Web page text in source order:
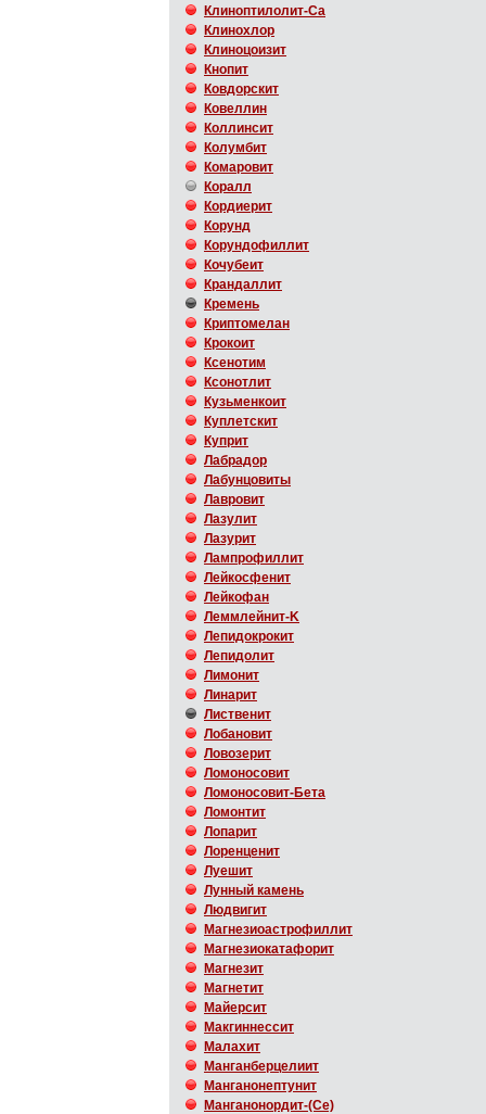
Клиноптилолит-Ca
Клинохлор
Клиноцоизит
Кнопит
Ковдорскит
Ковеллин
Коллинсит
Колумбит
Комаровит
Коралл
Кордиерит
Корунд
Корундофиллит
Кочубеит
Крандаллит
Кремень
Криптомелан
Крокоит
Ксенотим
Ксонотлит
Кузьменкоит
Куплетскит
Куприт
Лабрадор
Лабунцовиты
Лавровит
Лазулит
Лазурит
Лампрофиллит
Лейкосфенит
Лейкофан
Леммлейнит-K
Лепидокрокит
Лепидолит
Лимонит
Линарит
Лиственит
Лобановит
Ловозерит
Ломоносовит
Ломоносовит-Бета
Ломонтит
Лопарит
Лоренценит
Луешит
Лунный камень
Людвигит
Магнезиоастрофиллит
Магнезиокатафорит
Магнезит
Магнетит
Майерсит
Макгиннессит
Малахит
Манганберцелиит
Манганонептунит
Манганонордит-(Ce)